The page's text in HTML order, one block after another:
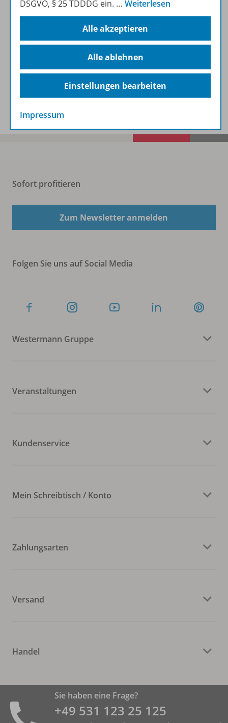
Informationen
Spar-Pakete
Sofort profitieren
Zum Newsletter anmelden
Folgen Sie uns auf Social Media
Westermann Gruppe
Veranstaltungen
Kundenservice
Mein Schreibtisch / Konto
Zahlungsarten
Versand
Handel
Sie haben eine Frage?
+49 531 ­123 25 125
DSGVO, § 25 TDDDG ein. … Weiterlesen
Alle akzeptieren
Alle ablehnen
Einstellungen bearbeiten
Impressum